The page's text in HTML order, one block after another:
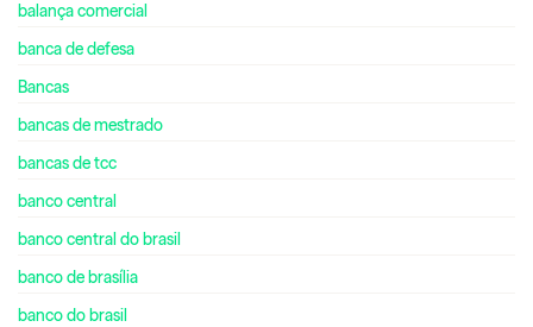
balança comercial
banca de defesa
Bancas
bancas de mestrado
bancas de tcc
banco central
banco central do brasil
banco de brasília
banco do brasil